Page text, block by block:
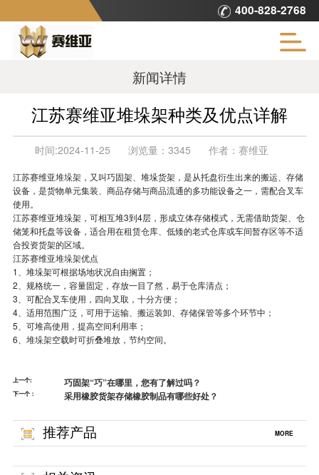
400-828-2768
新闻详情
江苏赛维亚堆垛架种类及优点详解
时间:2024-11-25 浏览量： 3345 作者： 赛维亚
江苏赛维亚堆垛架，又叫巧固架、堆垛货架，是从托盘衍生出来的搬运、存储
设备，是货物单元集装、商品存储与商品流通的多功能设备之一，需配合叉车
使用。
江苏赛维亚堆垛架，可相互堆3到4层，形成立体存储模式，无需借助货架、仓
储笼和托盘等设备，适合用在租赁仓库、低矮的老式仓库或车间暂存区等不适
合投资货架的区域。
江苏赛维亚堆垛架优点
1、堆垛架可根据场地状况自由搁置；
2、规格统一，容量固定，存放一目了然，易于仓库清点；
3、可配合叉车使用，四向叉取，十分方便；
4、适用范围广泛，可用于运输、搬运装卸、存储保管等多个环节中；
5、可堆高使用，提高空间利用率；
6、 堆垛架空载时可折叠堆放，节约空间。
上一个: 巧固架“巧”在哪里，您有了解过吗？
下一个： 采用橡胶货架存储橡胶制品有哪些好处？
推荐产品 MORE